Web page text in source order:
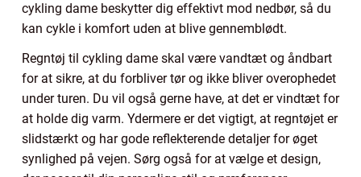
cykling dame beskytter dig effektivt mod nedbør, så du
kan cykle i komfort uden at blive gennemblødt.
Regntøj til cykling dame skal være vandtæt og åndbart
for at sikre, at du forbliver tør og ikke bliver overophedet
under turen. Du vil også gerne have, at det er vindtæt for
at holde dig varm. Ydermere er det vigtigt, at regntøjet er
slidstærkt og har gode reflekterende detaljer for øget
synlighed på vejen. Sørg også for at vælge et design,